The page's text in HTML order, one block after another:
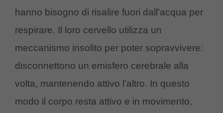
hanno bisogno di risalire fuori dall’acqua per
respirare. Il loro cervello utilizza un
meccanismo insolito per poter sopravvivere:
disconnettono un emisfero cerebrale alla
volta, mantenendo attivo l’altro. In questo
modo il corpo resta attivo e in movimento,